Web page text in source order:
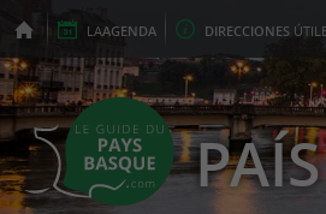
LAAGENDA DIRECCIONES